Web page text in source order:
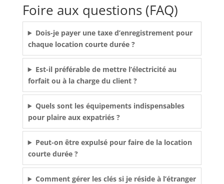
Foire aux questions (FAQ)
Dois-je payer une taxe d’enregistrement pour
chaque location courte durée ?
Est-il préférable de mettre l’électricité au
forfait ou à la charge du client ?
Quels sont les équipements indispensables
pour plaire aux expatriés ?
Peut-on être expulsé pour faire de la location
courte durée ?
Comment gérer les clés si je réside à l’étranger